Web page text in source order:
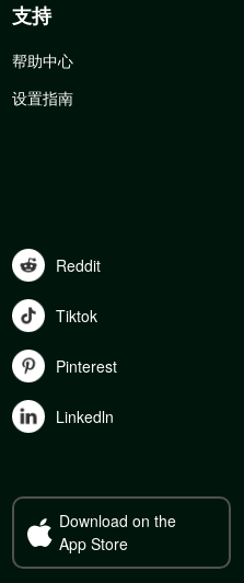
支持
帮助中心
设置指南
Reddit
Tiktok
Pinterest
Linkedln
Download on the
App Store